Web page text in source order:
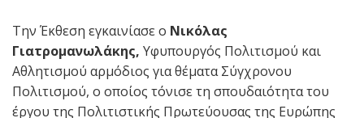
Την Έκθεση εγκαινίασε ο Νικόλας
Γιατρομανωλάκης, Υφυπουργός Πολιτισμού και
Αθλητισμού αρμόδιος για θέματα Σύγχρονου
Πολιτισμού, ο οποίος τόνισε τη σπουδαιότητα του
έργου της Πολιτιστικής Πρωτεύουσας της Ευρώπης